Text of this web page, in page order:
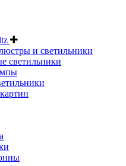
и светильники
светильники